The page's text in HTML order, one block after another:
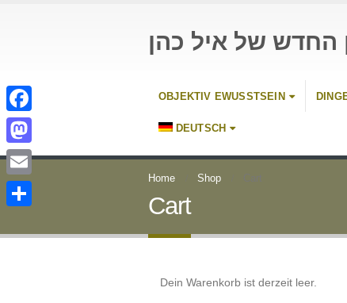
החדש של איל כהן
OBJEKTIV EWUSSTSEIN
DEUTSCH
Home Shop Cart
Cart
Dein Warenkorb ist derzeit leer.
Facebook
Mastodon
Email